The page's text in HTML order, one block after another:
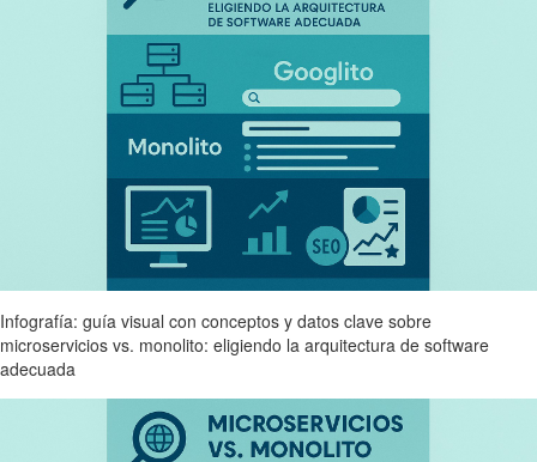
Infografía: guía visual con conceptos y datos clave sobre
microservicios vs. monolito: eligiendo la arquitectura de software
adecuada